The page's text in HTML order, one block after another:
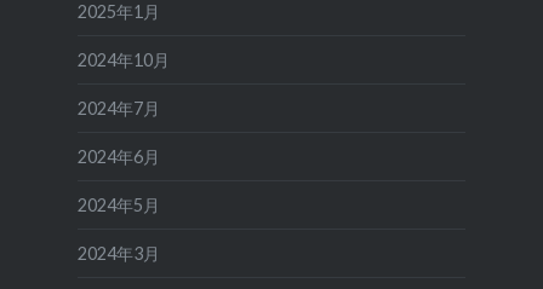
2025年1月
2024年10月
2024年7月
2024年6月
2024年5月
2024年3月